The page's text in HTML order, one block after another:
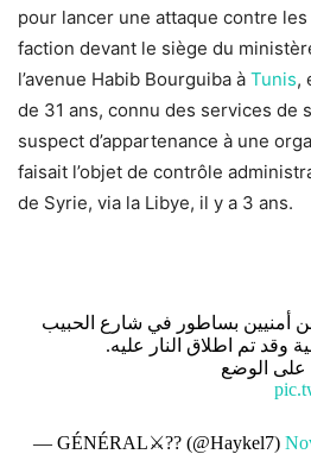
pour lancer une attaque contre les
faction devant le siège du
l’avenue Habib Bourguiba à Tunis,
de 31 ans, connu des services de
suspect d’appartenance à une
faisait l’objet de contrôle
de Syrie, via la Libye, il y a 3 ans.
بساطور في شارع الحبيب
وقد تم اطلاق النار عليه.
على الوضع
— GÉNÉRAL⚔?? (@Haykel7)